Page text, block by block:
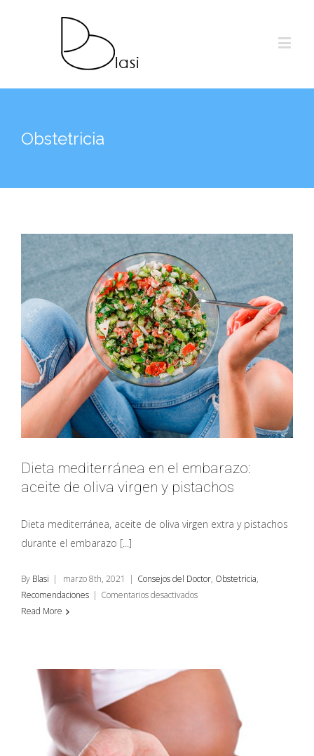
Obstetricia
Dieta mediterránea en el embarazo: aceite de
oliva virgen y pistachos
Dieta mediterránea en el embarazo:
aceite de oliva virgen y pistachos
Dieta mediterránea, aceite de oliva virgen extra y pistachos
durante el embarazo [...]
By Blasi | marzo 8th, 2021 | Consejos del Doctor, Obstetricia,
Recomendaciones | Comentarios desactivadosen
embarazo:
Read More